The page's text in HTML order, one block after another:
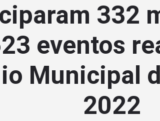
332
eventos
Municipal
2022
20847704/